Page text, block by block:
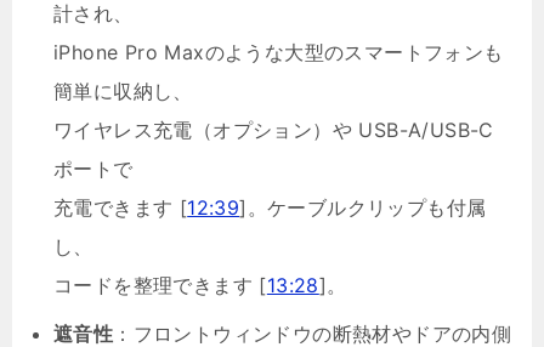
計され、
iPhone Pro Maxのような大型のスマートフォンも
簡単に収納し、
ワイヤレス充電（オプション）や USB-A/USB-C
ポートで
充電できます [12:39]。ケーブルクリップも付属
し、
コードを整理できます [13:28]。
遮音性 ：フロントウィンドウの断熱材やドアの内側